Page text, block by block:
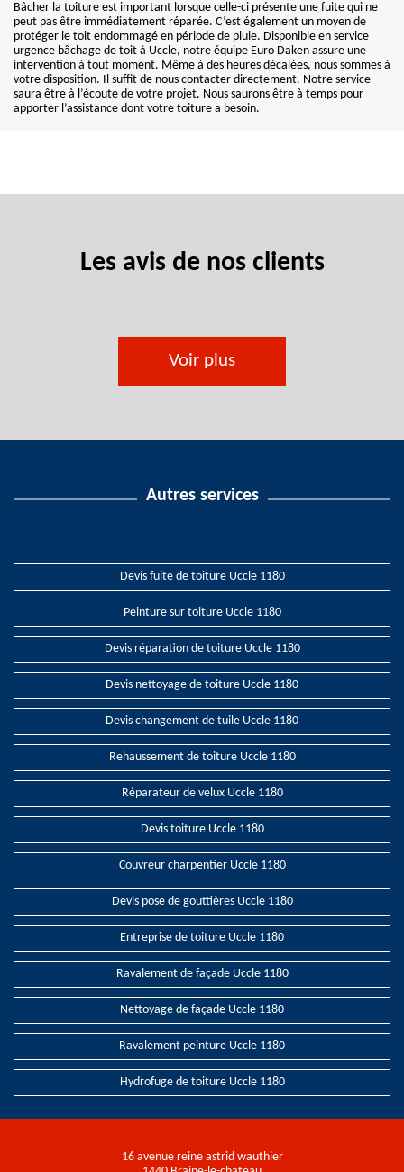
Bâcher la toiture est important lorsque celle-ci présente une fuite qui ne
peut pas être immédiatement réparée. C’est également un moyen de
protéger le toit endommagé en période de pluie. Disponible en service
urgence bâchage de toit à Uccle, notre équipe Euro Daken assure une
intervention à tout moment. Même à des heures décalées, nous sommes à
votre disposition. Il suffit de nous contacter directement. Notre service
saura être à l’écoute de votre projet. Nous saurons être à temps pour
apporter l’assistance dont votre toiture a besoin.
Les avis de nos clients
Voir plus
Autres services
Devis fuite de toiture Uccle 1180
Peinture sur toiture Uccle 1180
Devis réparation de toiture Uccle 1180
Devis nettoyage de toiture Uccle 1180
Devis changement de tuile Uccle 1180
Rehaussement de toiture Uccle 1180
Réparateur de velux Uccle 1180
Devis toiture Uccle 1180
Couvreur charpentier Uccle 1180
Devis pose de gouttières Uccle 1180
Entreprise de toiture Uccle 1180
Ravalement de façade Uccle 1180
Nettoyage de façade Uccle 1180
Ravalement peinture Uccle 1180
Hydrofuge de toiture Uccle 1180
16 avenue reine astrid wauthier